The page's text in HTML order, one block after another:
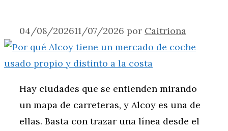
04/08/202611/07/2026 por Caitriona
Hay ciudades que se entienden mirando
un mapa de carreteras, y Alcoy es una de
ellas. Basta con trazar una línea desde el